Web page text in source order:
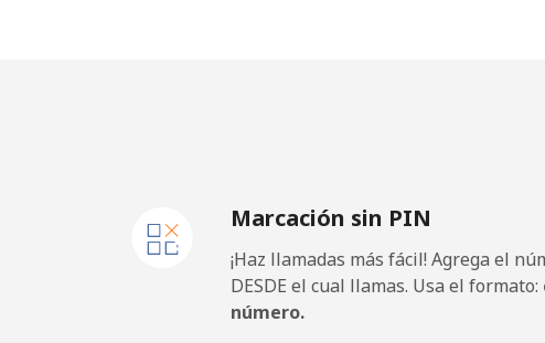
Celular
San Marino
Marcación sin PIN
¡Haz llamadas más fácil! Agrega el
DESDE el cual llamas. Usa el formato:
número.